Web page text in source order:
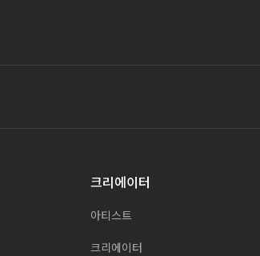
크리에이터
아티스트
크리에이터